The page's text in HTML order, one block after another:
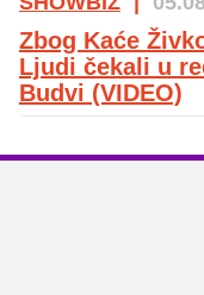
Zbog Kaće
Ljudi čekali u
Budvi (VIDEO)